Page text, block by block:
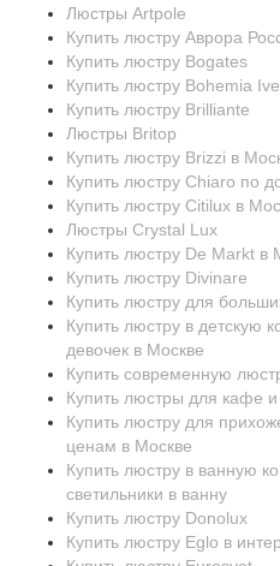
Люстры Artpole
Купить люстру Аврора
Купить люстру Bogates
Купить люстру Bohemia
Купить люстру Brilliante
Люстры Britop
Купить люстру Brizzi в
Купить люстру Chiaro по
Купить люстру Citilux в
Люстры Crystal Lux
Купить люстру De Markt в
Купить люстру Divinare
Купить люстру для
Купить люстру в детскую
девочек в Москве
Купить современную
Купить люстры для кафе и
Купить люстру для
ценам в Москве
Купить люстру в ванную
светильники в ванну
Купить люстру Donolux
Купить люстру Eglo в